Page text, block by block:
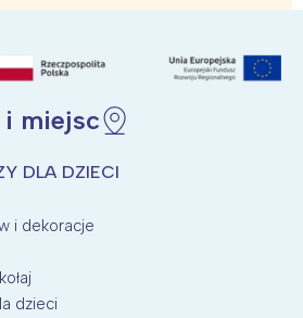
i miejsc
DLA DZIECI
i dekoracje
dzieci